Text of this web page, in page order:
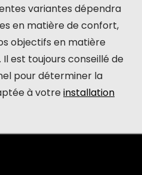
variantes dépendra
en matière de confort,
objectifs en matière
est toujours conseillé de
pour déterminer la
à votreinstallation